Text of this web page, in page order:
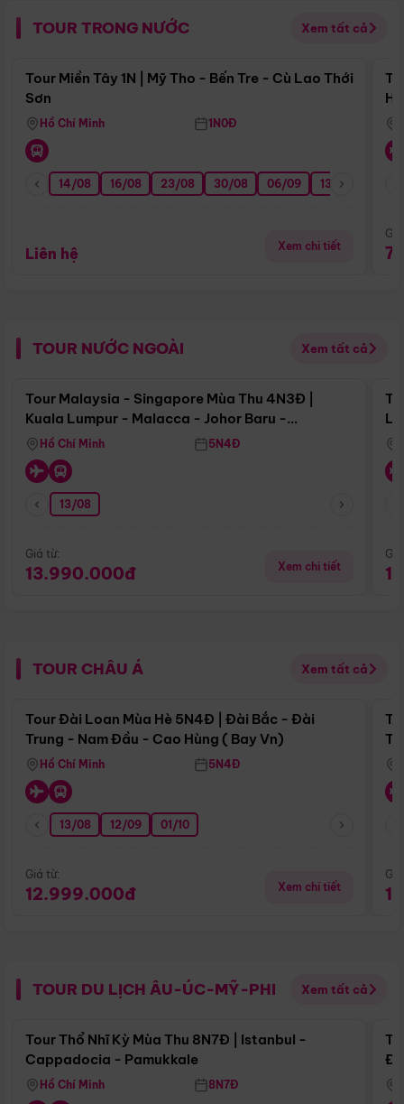
TOUR TRONG NƯỚC Xem tất cả
Điểm nổi bật
Tour Miền Tây 1N | Mỹ Tho - Bến Tre - Cù Lao Thới
Sơn
Hồ Chí Minh 1N0Đ
14/08 16/08 23/08 30/08 06/09 13/09
Liên hệ Xem chi tiết
TOUR NƯỚC NGOÀI Xem tất cả
Điểm nổi bật
Tour Malaysia - Singapore Mùa Thu 4N3Đ |
Kuala Lumpur - Malacca - Johor Baru -
Singapore
Hồ Chí Minh 5N4Đ
13/08
Giá từ:
13.990.000đ Xem chi tiết
TOUR CHÂU Á Xem tất cả
Điểm nổi bật
Tour Đài Loan Mùa Hè 5N4Đ | Đài Bắc - Đài
Trung - Nam Đầu - Cao Hùng ( Bay Vn)
Hồ Chí Minh 5N4Đ
13/08 12/09 01/10
Giá từ:
12.999.000đ Xem chi tiết
TOUR DU LỊCH ÂU-ÚC-MỸ-PHI Xem tất cả
Điểm nổi bật
Tour Thổ Nhĩ Kỳ Mùa Thu 8N7Đ | Istanbul -
Cappadocia - Pamukkale
Hồ Chí Minh 8N7Đ